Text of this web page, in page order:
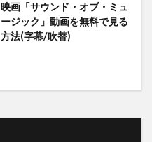
映画「サウンド・オブ・ミュ
ージック」動画を無料で見る
方法(字幕/吹替)